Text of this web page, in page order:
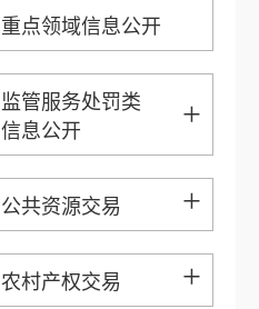
重点领域信息公开
监管服务处罚类
信息公开
+
公共资源交易 +
农村产权交易 +